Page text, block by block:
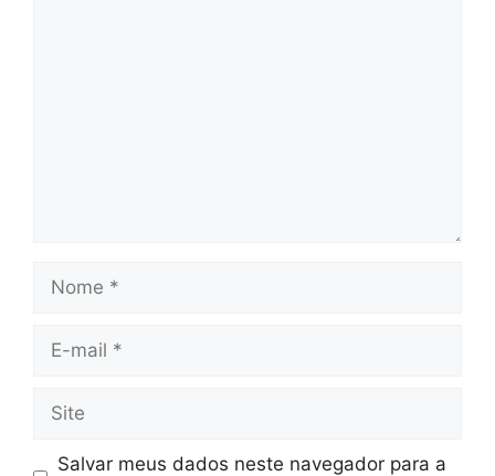
mail
Salvar meus dados neste navegador para a